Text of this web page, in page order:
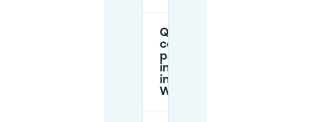
Quanto
costa il
parcheggio
in strada
intorno a
Wooldrik?